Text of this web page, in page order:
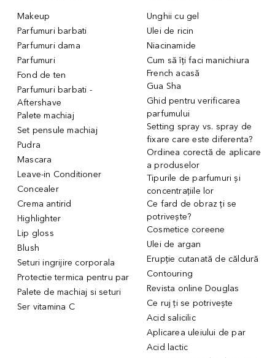
Makeup
Parfumuri barbati
Parfumuri dama
Parfumuri
Fond de ten
Parfumuri barbati -
Aftershave
Palete machiaj
Set pensule machiaj
Pudra
Mascara
Leave-in Conditioner
Concealer
Crema antirid
Highlighter
Lip gloss
Blush
Seturi ingrijire corporala
Protectie termica pentru par
Palete de machiaj si seturi
Ser vitamina C
Unghii cu gel
Ulei de ricin
Niacinamide
Cum să îți faci manichiura
French acasă
Gua Sha
Ghid pentru verificarea
parfumului
Setting spray vs. spray de
fixare care este diferenta?
Ordinea corectă de aplicare
a produselor
Tipurile de parfumuri și
concentrațiile lor
Ce fard de obraz ți se
potrivește?
Cosmetice coreene
Ulei de argan
Erupție cutanată de căldură
Contouring
Revista online Douglas
Ce ruj ți se potrivește
Acid salicilic
Aplicarea uleiului de par
Acid lactic